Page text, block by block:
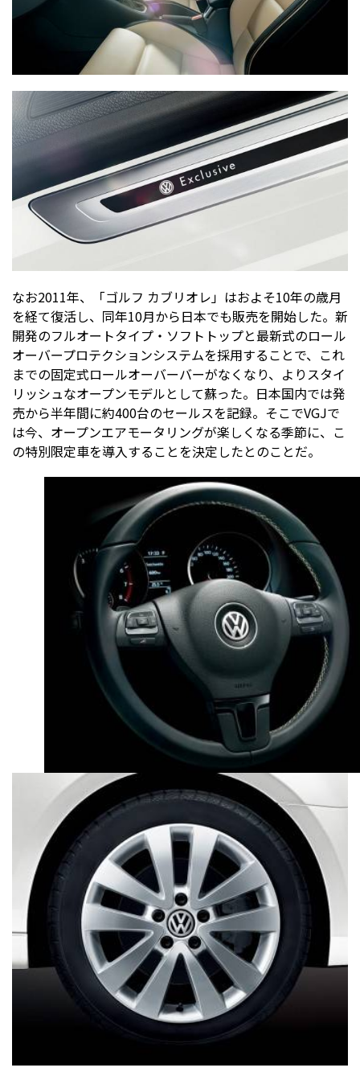
なお2011年、「ゴルフ カブリオレ」はおよそ10年の歳月
を経て復活し、同年10月から日本でも販売を開始した。新
開発のフルオートタイプ・ソフトトップと最新式のロール
オーバープロテクションシステムを採用することで、これ
までの固定式ロールオーバーバーがなくなり、よりスタイ
リッシュなオープンモデルとして蘇った。日本国内では発
売から半年間に約400台のセールスを記録。そこでVGJで
は今、オープンエアモータリングが楽しくなる季節に、こ
の特別限定車を導入することを決定したとのことだ。